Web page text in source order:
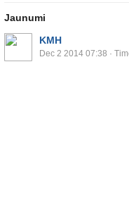
Jaunumi
KMH
Dec 2 2014 07:38 ·